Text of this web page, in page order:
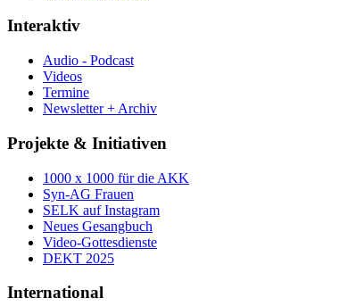
Interaktiv
Audio - Podcast
Videos
Termine
Newsletter + Archiv
Projekte & Initiativen
1000 x 1000 für die AKK
Syn-AG Frauen
SELK auf Instagram
Neues Gesangbuch
Video-Gottesdienste
DEKT 2025
International